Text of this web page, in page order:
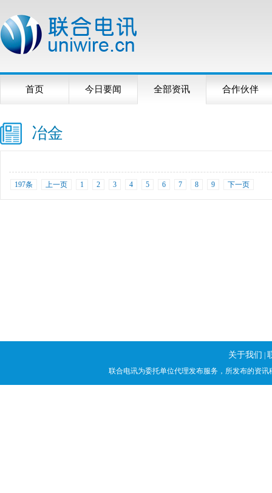
首页 今日要闻 全部资讯 合作伙伴
冶金
197条 上一页 1 2 3 4 5 6 7 8 9 下一页
关于我们
联合电讯为委托单位代理发布服务，所发布的资